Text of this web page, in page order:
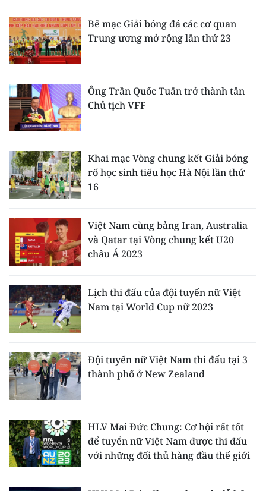
Media Thế giới
Media Thể thao
Media Giáo dục
Media Y tế
Media Khoa học - Công nghệ
Ảnh
Infographic
TIN MỚI
TIN ĐỊA PHƯƠNG
Trung du và miền núi phía Bắc
Đồng bằng sông Hồng
Duyên hải Nam Trung Bộ và Tây
Nguyên
Đồng bằng sông Cửu Long
Chuyên trang Hà Nội
Bế mạc Giải bóng đá các cơ quan
Trung ương mở rộng lần thứ 23
Ông Trần Quốc Tuấn trở thành tân
Chủ tịch VFF
Khai mạc Vòng chung kết Giải bóng
rổ học sinh tiểu học Hà Nội lần thứ
16
Việt Nam cùng bảng Iran, Australia
và Qatar tại Vòng chung kết U20
châu Á 2023
Lịch thi đấu của đội tuyển nữ Việt
Nam tại World Cup nữ 2023
Đội tuyển nữ Việt Nam thi đấu tại 3
thành phố ở New Zealand
HLV Mai Đức Chung: Cơ hội rất tốt
để tuyển nữ Việt Nam được thi đấu
với những đối thủ hàng đầu thế giới